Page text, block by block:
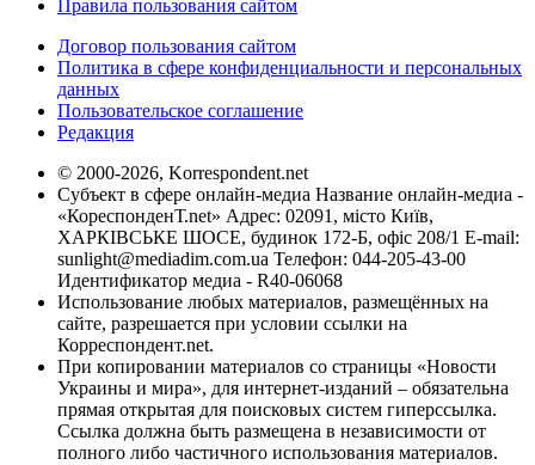
Правила пользования сайтом
Договор пользования сайтом
Политика в сфере конфиденциальности и персональных
данных
Пользовательское соглашение
Редакция
© 2000-2026, Korrespondent.net
Субъект в сфере онлайн-медиа Название онлайн-медиа -
«КореспонденТ.net» Адрес: 02091, місто Київ,
ХАРКІВСЬКЕ ШОСЕ, будинок 172-Б, офіс 208/1 E-mail:
sunlight@mediadim.com.ua Телефон: 044-205-43-00
Идентификатор медиа - R40-06068
Использование любых материалов, размещённых на
сайте, разрешается при условии ссылки на
Корреспондент.net.
При копировании материалов со страницы «Новости
Украины и мира», для интернет-изданий – обязательна
прямая открытая для поисковых систем гиперссылка.
Ссылка должна быть размещена в независимости от
полного либо частичного использования материалов.